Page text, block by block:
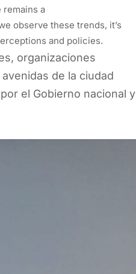
a
observe these trends, it’s
and policies.
organizaciones
de la ciudad
el Gobierno nacional y